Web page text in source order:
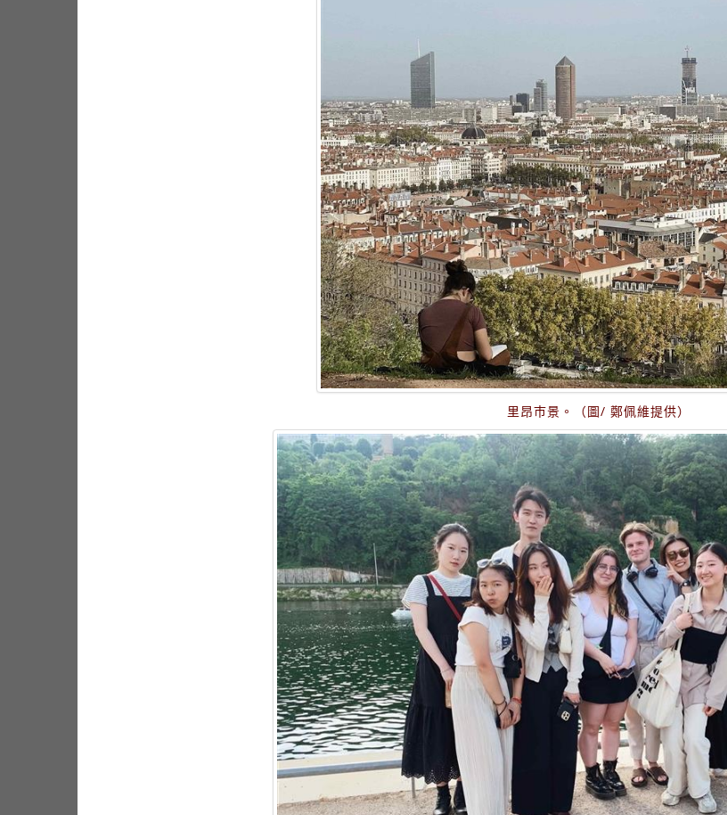
里昂巿景。（圖/ 鄭佩維提供）